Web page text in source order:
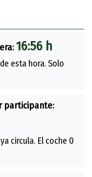
16:56 h
esta hora. Solo
participante:
circula. El coche 0